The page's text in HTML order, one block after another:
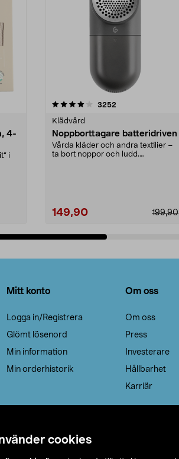
cookies
4-
i
3252
Klädvård
Noppborttagare batteridriven
Vårda kläder och andra textilier –
ta bort noppor och ludd.
199,90
149,90
4.5av 5 stjärnor
Mitt konto
Logga in/Registrera
Glömt lösenord
Min information
Min orderhistorik
Om oss
Om oss
Press
Investerare
Hållbarhet
Karriär